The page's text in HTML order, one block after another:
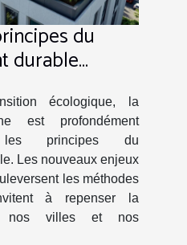
du
durable
?
écologique, la
est profondément
principes du
Les nouveaux enjeux
les méthodes
à repenser la
nos villes et nos